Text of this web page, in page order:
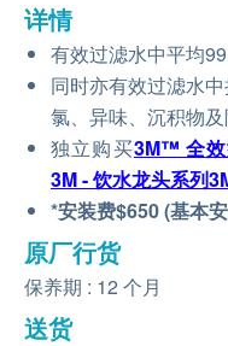
详情
有效过滤水中平均
同时亦有效过滤水
氯、异味、沉积物
独立购买3M™ 全
3M - 饮水龙头系列
*安装费$650 (基本
原厂行货
保养期 : 12 个月
送货